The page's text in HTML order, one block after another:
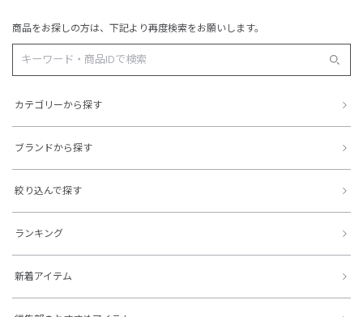
商品をお探しの方は、下記より再度検索をお願いします。
カテゴリーから探す
ブランドから探す
絞り込んで探す
ランキング
新着アイテム